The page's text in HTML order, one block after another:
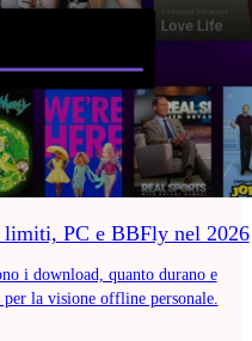
PC e BBFly nel 2026
i download, quanto durano e
la visione offline personale.